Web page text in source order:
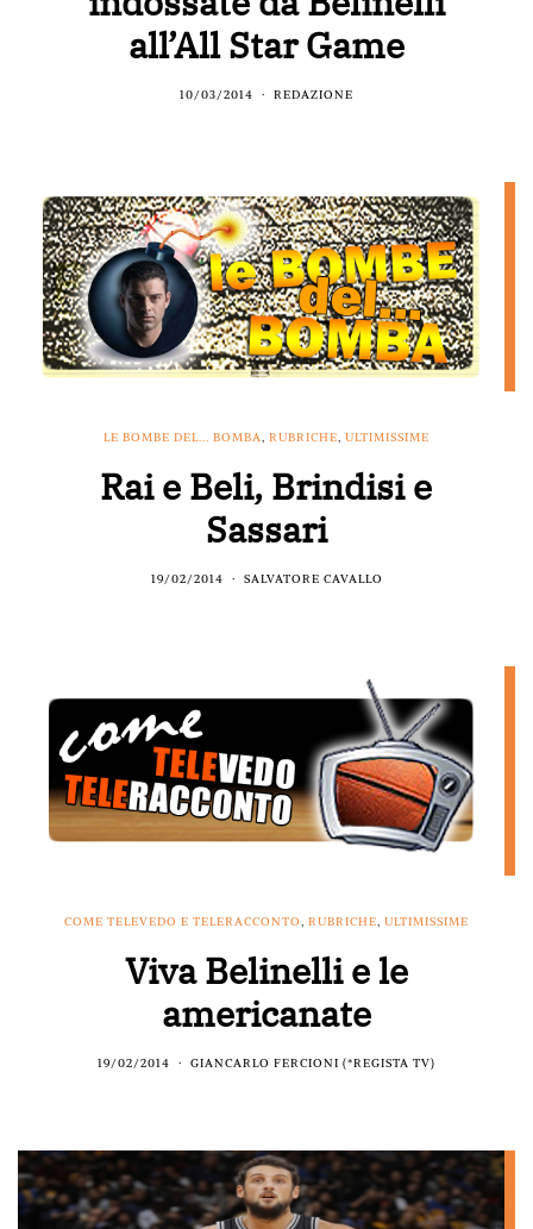
all’All Star Game
10/03/2014 REDAZIONE
LE BOMBE DEL... BOMBA, RUBRICHE, ULTIMISSIME
Rai e Beli, Brindisi e
Sassari
19/02/2014 SALVATORE CAVALLO
COME TELEVEDO E TELERACCONTO, RUBRICHE, ULTIMISSIME
Viva Belinelli e le
americanate
19/02/2014 GIANCARLO FERCIONI (*REGISTA TV)